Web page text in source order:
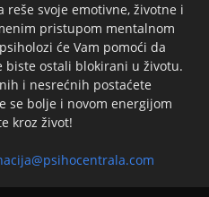
reše svoje emotivne, životne i
pristupom mentalnom
će Vam pomoći da
biste ostali blokirani u životu.
i nesrećnih postaćete
se bolje i novom energijom
kroz život!